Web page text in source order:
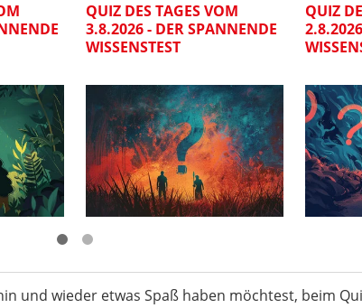
QUIZ DES TAGES VOM
3.8.2026 - DER SPANNENDE
WISSENSTEST
QUIZ
und wieder etwas Spaß haben möchtest, beim